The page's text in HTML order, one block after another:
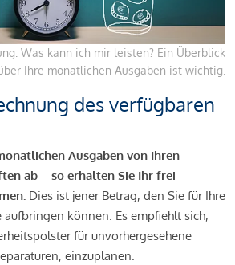
Was kann ich mir leisten? Ein Überblick
Ihre monatlichen Ausgaben ist wichtig.
des verfügbaren
Ausgaben von Ihren
ab – so erhalten Sie Ihr frei
Dies ist jener Betrag, den Sie für Ihre
können. Es empfiehlt sich,
für unvorhergesehene
einzuplanen.